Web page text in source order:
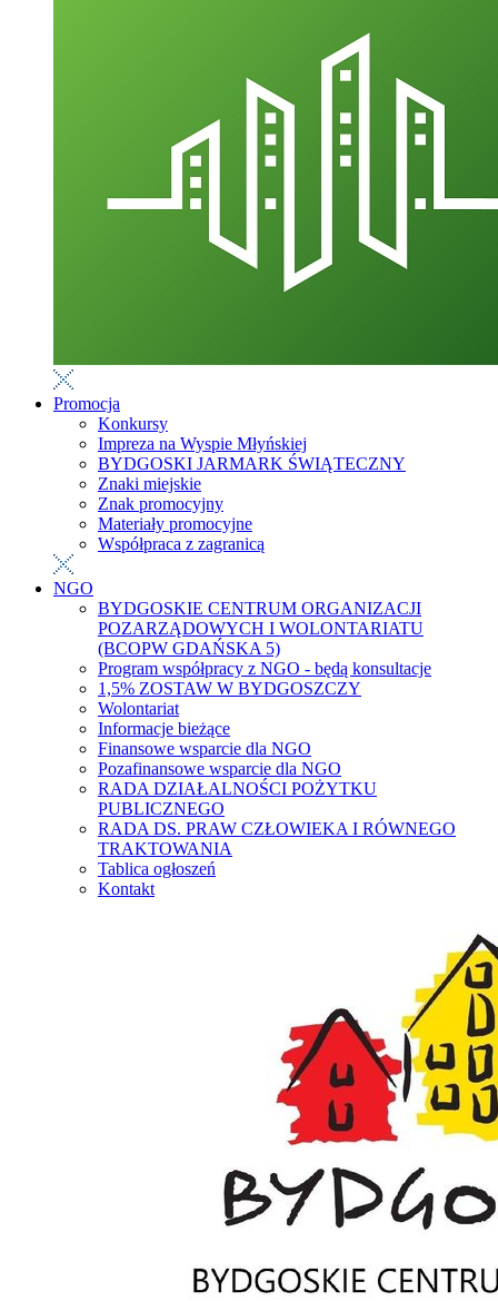
Promocja
Konkursy
Impreza na Wyspie Młyńskiej
BYDGOSKI JARMARK ŚWIĄTECZNY
Znaki miejskie
Znak promocyjny
Materiały promocyjne
Współpraca z zagranicą
NGO
BYDGOSKIE CENTRUM ORGANIZACJI
POZARZĄDOWYCH I WOLONTARIATU
(BCOPW GDAŃSKA 5)
Program współpracy z NGO - będą konsultacje
1,5% ZOSTAW W BYDGOSZCZY
Wolontariat
Informacje bieżące
Finansowe wsparcie dla NGO
Pozafinansowe wsparcie dla NGO
RADA DZIAŁALNOŚCI POŻYTKU
PUBLICZNEGO
RADA DS. PRAW CZŁOWIEKA I RÓWNEGO
TRAKTOWANIA
Tablica ogłoszeń
Kontakt